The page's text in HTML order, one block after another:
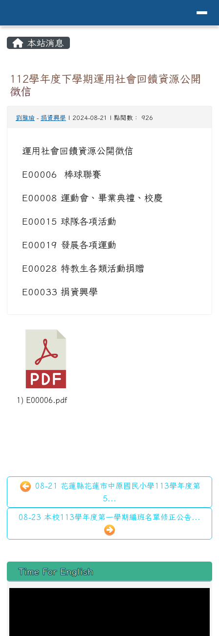
花蓮縣花蓮市中原國小全球資訊
本站消息
112學年度下學期運用社會回饋資源公開
徵信
劉雅瑜 - 捐資興學 | 2024-08-21 | 點閱數： 926
運用社會回饋資源公開徵信
E00006 棒球聯賽
E00008 運動會、畢業典禮、校慶
E00015 球隊各項活動
E00019 發展各項運動
E00028 特教生各類活動捐贈
E00033 捐資興學
1) E00006.pdf
08-21 花蓮縣花蓮市中原國民小學113學年度第
5...
08-23 本校113學年度第一學期編班名單修正公告...
左邊區域內容
Time For English